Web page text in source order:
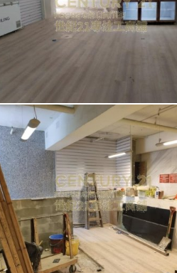
實用 --
九龍廣場
長沙灣 青山道485號
建築 3631呎@$4,682